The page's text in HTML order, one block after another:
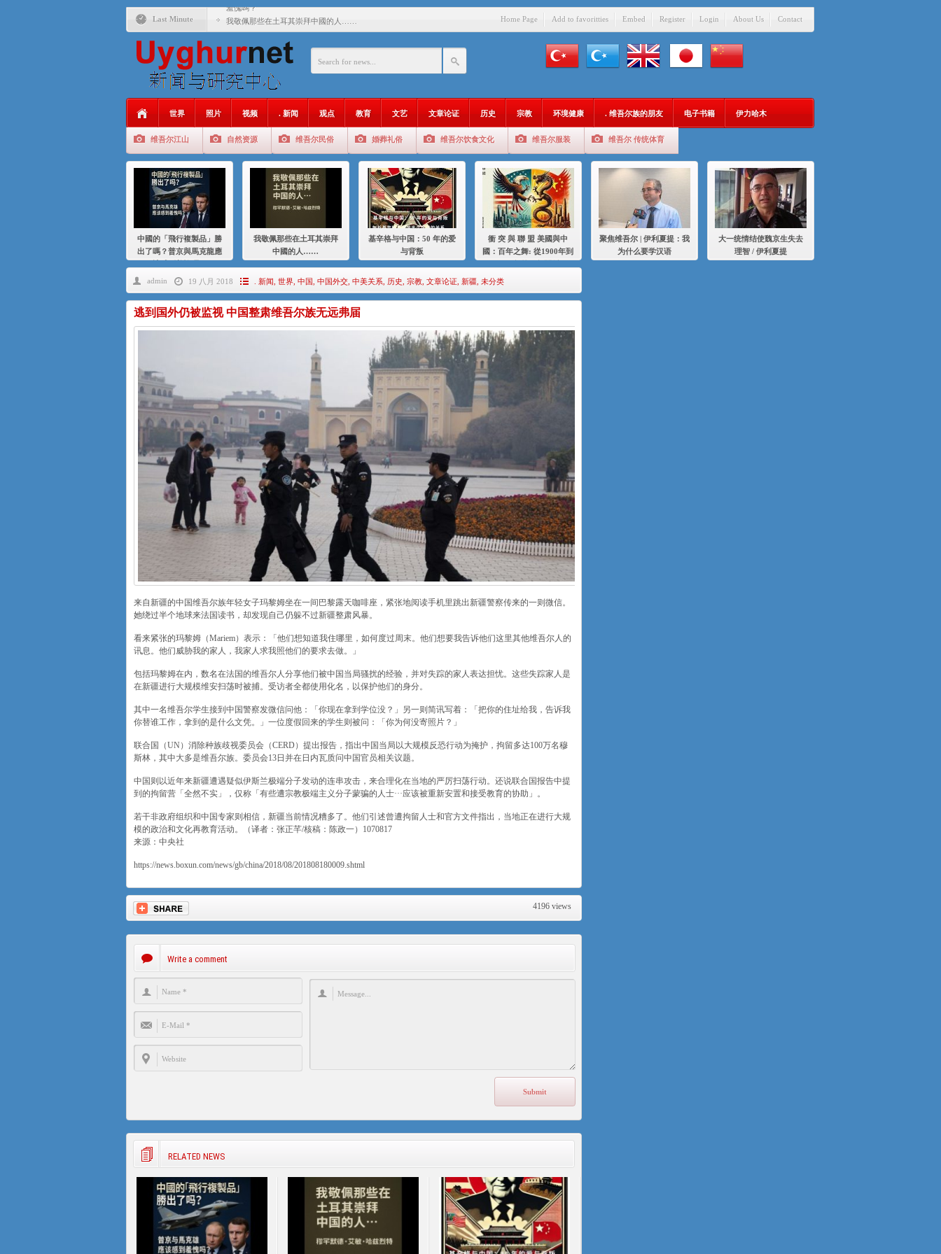
Last Minute
羞愧嗎？
我敬佩那些在土耳其崇拜中國的人……
基辛格与中国：50 年的爱与背叛
年的百年關係
大一统情结使魏京生失去理智 / 伊利夏提
伊利夏提：在自责与内疚中的挣扎
伊利夏提：消失在集中营的红衣女孩
伊利夏提：维吾尔种族灭绝
Home Page Add to favoritties Embed Register Login About Us Contact
世界 照片 视频 . 新闻 观点 教育 文艺 文章论证 历史 宗教 环境健康 . 维吾尔族的朋友 电子书籍 伊力哈木
维吾尔江山 自然资源 维吾尔民俗 婚葬礼俗 维吾尔饮食文化 维吾尔服装 维吾尔 传统体育
中國的「飛行複製品」勝
出了嗎？普京與馬克龍應
我敬佩那些在土耳其崇拜
中國的人……
基辛格与中国：50 年的爱
与背叛
衝 突 與 聯 盟 美國與中
國：百年之舞: 從1900年到
聚焦维吾尔 | 伊利夏提：我
为什么要学汉语
大一统情结使魏京生失去
理智 / 伊利夏提
admin 19 八月 2018 . 新闻 世界, 中国 中国外交, 中美关系 历史 宗教, 文章论证, 新疆, 未分类
逃到国外仍被监视 中国整肃维吾尔族无远弗届
来自新疆的中国维吾尔族年轻女子玛黎姆坐在一间巴黎露天咖啡座，紧张地阅读手机里跳出新疆警察传来的一则微信。
她绕过半个地球来法国读书，却发现自己仍躲不过新疆整肃风暴。
看来紧张的玛黎姆（Mariem）表示：「他们想知道我住哪里，如何度过周末。他们想要我告诉他们这里其他维吾尔人的
讯息。他们威胁我的家人，我家人求我照他们的要求去做。」
包括玛黎姆在内，数名在法国的维吾尔人分享他们被中国当局骚扰的经验，并对失踪的家人表达担忧。这些失踪家人是
在新疆进行大规模维安扫荡时被捕。受访者全都使用化名，以保护他们的身分。
其中一名维吾尔学生接到中国警察发微信问他：「你现在拿到学位没？」另一则简讯写着：「把你的住址给我，告诉我
你替谁工作，拿到的是什么文凭。」一位度假回来的学生则被问：「你为何没寄照片？」
联合国（UN）消除种族歧视委员会（CERD）提出报告，指出中国当局以大规模反恐行动为掩护，拘留多达100万名穆
斯林，其中大多是维吾尔族。委员会13日并在日内瓦质问中国官员相关议题。
中国则以近年来新疆遭遇疑似伊斯兰极端分子发动的连串攻击，来合理化在当地的严厉扫荡行动。还说联合国报告中提
到的拘留营「全然不实」，仅称「有些遭宗教极端主义分子蒙骗的人士···应该被重新安置和接受教育的协助」。
若干非政府组织和中国专家则相信，新疆当前情况糟多了。他们引述曾遭拘留人士和官方文件指出，当地正在进行大规
模的政治和文化再教育活动。（译者：张正芊/核稿：陈政一）1070817
来源：中央社
https://news.boxun.com/news/gb/china/2018/08/201808180009.shtml
4196 views
Write a comment
RELATED NEWS